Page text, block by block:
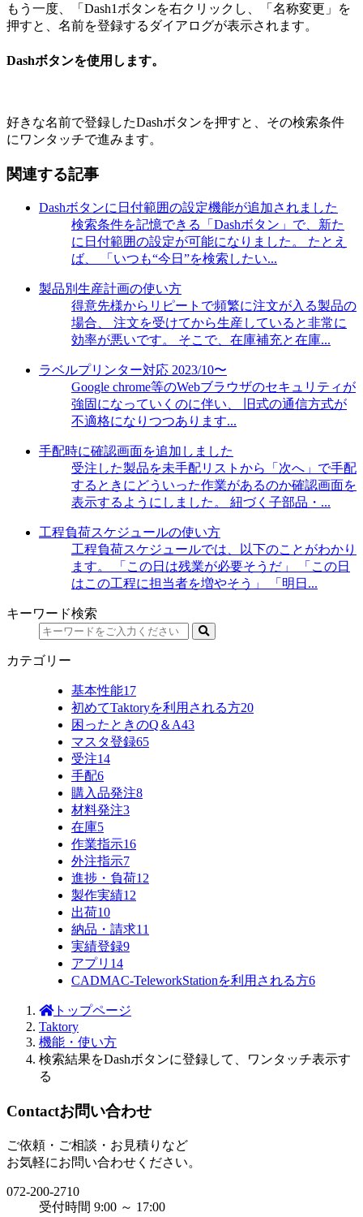
もう一度、「Dash1ボタンを右クリックし、「名称変更」を
押すと、名前を登録するダイアログが表示されます。
Dashボタンを使用します。
好きな名前で登録したDashボタンを押すと、その検索条件
にワンタッチで進みます。
関連する記事
Dashボタンに日付範囲の設定機能が追加されました
検索条件を記憶できる「Dashボタン」で、新た
に日付範囲の設定が可能になりました。 たとえ
ば、 「いつも“今日”を検索したい...
製品別生産計画の使い方
得意先様からリピートで頻繁に注文が入る製品の
場合、 注文を受けてから生産していると非常に
効率が悪いです。 そこで、在庫補充と在庫...
ラベルプリンター対応 2023/10〜
Google chrome等のWebブラウザのセキュリティが
強固になっていくのに伴い、 旧式の通信方式が
不適格になりつつあります...
手配時に確認画面を追加しました
受注した製品を未手配リストから「次へ」で手配
するときにどういった作業があるのか確認画面を
表示するようにしました。 紐づく子部品・...
工程負荷スケジュールの使い方
工程負荷スケジュールでは、以下のことがわかり
ます。 「この日は残業が必要そうだ」 「この日
はこの工程に担当者を増やそう」 「明日...
キーワード検索
カテゴリー
基本性能17
初めてTaktoryを利用される方20
困ったときのQ＆A43
マスタ登録65
受注14
手配6
購入品発注8
材料発注3
在庫5
作業指示16
外注指示7
進捗・負荷12
製作実績12
出荷10
納品・請求11
実績登録9
アプリ 14
CADMAC-TeleworkStationを利用される方6
トップページ
Taktory
機能・使い方
検索結果をDashボタンに登録して、ワンタッチ表示す
る
Contactお問い合わせ
ご依頼・ご相談・お見積りなど
お気軽にお問い合わせください。
072-200-2710
受付時間 9:00 ～ 17:00